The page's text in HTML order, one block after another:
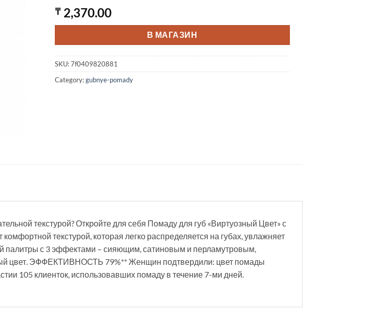
₸2,370.00
В МАГАЗИН
SKU:7f0409820881
Category:gubnye-pomady
текстурой? Откройте для себя Помаду для губ «Виртуозный Цвет» с
текстурой, которая легко распределяется на губах, увлажняет
палитры с 3 эффектами – сияющим, сатиновым и перламутровым,
цвет. ЭФФЕКТИВНОСТЬ 79%** Женщин подтвердили: цвет помады
105 клиенток, использовавших помаду в течение 7-ми дней.